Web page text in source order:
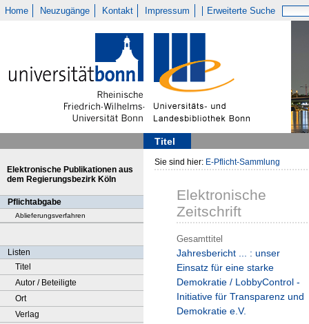
Home Neuzugänge Kontakt Impressum Erweiterte Suche
Titel
Elektronische Publikationen aus
dem Regierungsbezirk Köln
Pflichtabgabe
Ablieferungsverfahren
Listen
Titel
Autor / Beteiligte
Ort
Verlag
Sie sind hier: E-Pflicht-Sammlung
Elektronische
Zeitschrift
Gesamttitel
Jahresbericht ... : unser
Einsatz für eine starke
Demokratie / LobbyControl -
Initiative für Transparenz und
Demokratie e.V.